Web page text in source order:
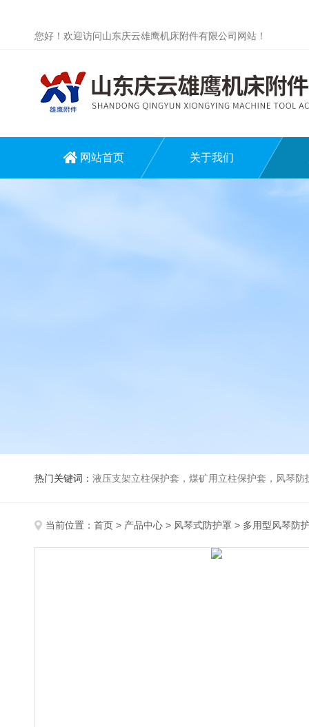
您好！欢迎访问山东庆云雄鹰机床附件有限公司网站！
网站首页 关于我们
热门关键词： 液压支架立柱保护套，煤矿用立柱保护套，风琴
当前位置： 首页 > 产品中心 > 风琴式防护罩 > 多用型风琴防